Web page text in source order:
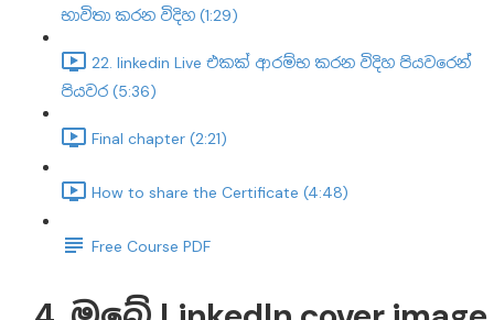
භාවිතා කරන විදිහ (1:29)
22. linkedin Live එකක් ආරම්භ කරන විදිහ පියවරෙන්
පියවර (5:36)
Final chapter (2:21)
How to share the Certificate (4:48)
Free Course PDF